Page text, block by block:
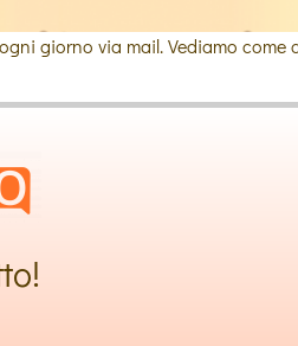
giorno via mail. Vediamo